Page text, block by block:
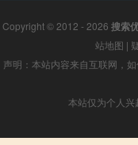
Copyright © 2012 - 2026 搜索
站地图 |
声明：本站内容来自互联网，
本站仅为个人